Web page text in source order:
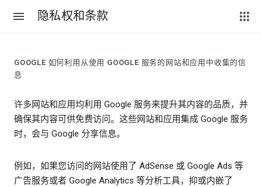
隐私权和条款
GOOGLE 如何利用从使用 GOOGLE 服务的网站和应用中收集的信
息
许多网站和应用均利用 Google 服务来提升其内容的品质，并
确保其内容可供免费访问。这些网站和应用集成 Google 服务
时，会与 Google 分享信息。
例如，如果您访问的网站使用了 AdSense 或 Google Ads 等
广告服务或者 Google Analytics 等分析工具，抑或内嵌了